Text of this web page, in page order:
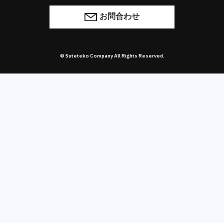
お問合わせ
© Suteteko Company All Rights Reserved.